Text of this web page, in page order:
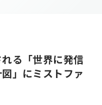
る「世界に発信
」にミストファ